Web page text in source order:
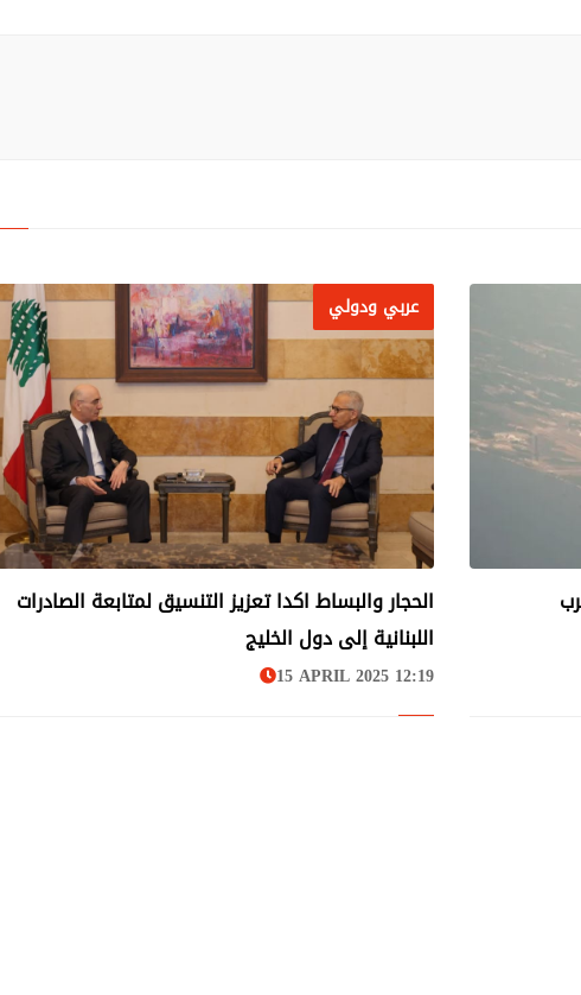
عربي ودولي
عربي ودولي
الحجار والبساط اكدا تعزيز التنسيق لمتابعة الصادرات
اللبنانية إلى دول الخليج
15 APRIL 2025 12:19